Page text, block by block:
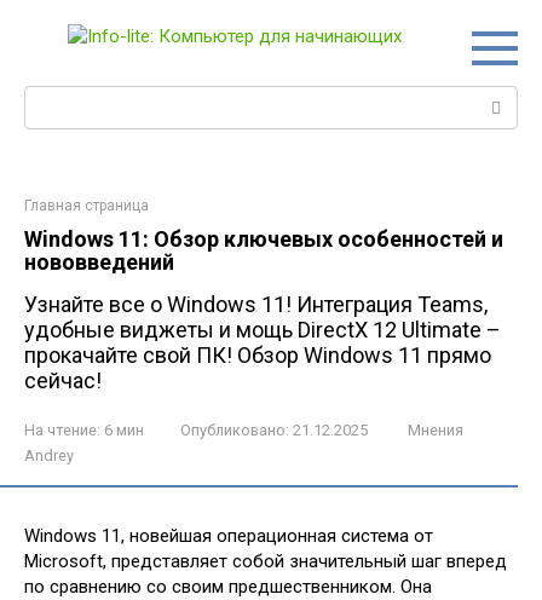
Главная страница
Windows 11: Обзор ключевых особенностей и
нововведений
Узнайте все о Windows 11! Интеграция Teams,
удобные виджеты и мощь DirectX 12 Ultimate –
прокачайте свой ПК! Обзор Windows 11 прямо
сейчас!
На чтение: 6 мин Опубликовано: 21.12.2025
Мнения
Andrey
Windows 11, новейшая операционная система от
Microsoft, представляет собой значительный шаг вперед
по сравнению со своим предшественником. Она